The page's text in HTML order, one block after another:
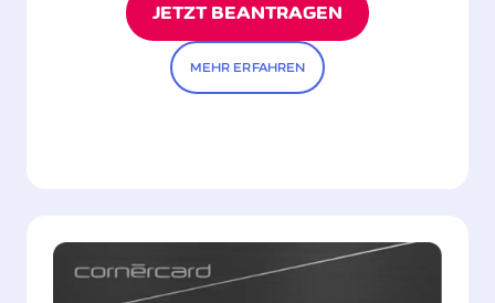
JETZT BEANTRAGEN
MEHR ERFAHREN